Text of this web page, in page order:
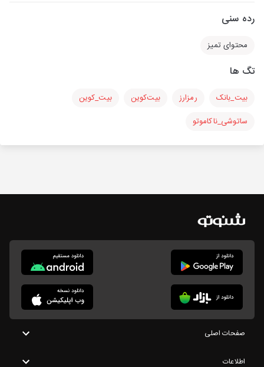
رده سنی
محتوای تمیز
تگ ها
بیت_بانک رمزارز بیت‌کوین
بیت_کوین
ساتوشی_ناکاموتو
صفحات اصلی
اطلاعات